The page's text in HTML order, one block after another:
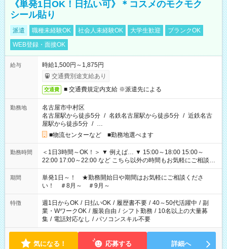
《単発1日OK！日払い可》＊コスメのモクモク
シール貼り
派遣 職種未経験OK 社会人未経験OK 大学生歓迎
ブランクOK
WEB登録・面接OK
給与
時給1,500円～1,875円
交通費別途支給あり
交通費 ■ 交通費規定内支給 ※派遣先による
勤務地
名古屋市中村区
名古屋駅から徒歩5分 / 名鉄名古屋駅から徒歩5分 / 近鉄名古
屋駅から徒歩5分 / …
■物流センターなど ■勤務地選べます
勤務時間
＜1日3時間～OK！＞ ▼ 例えば… ▼ 15:00～18:00 15:00～
22:00 17:00～22:00 など こちら以外の時間もお気軽にご相談く
ださい！
期間
単発1日～！ ★勤務開始日や期間はお気軽にご相談くださ
い！ ＃8月～ ＃9月～
特徴 週1日からOK / 日払いOK / 履歴書不要 / 40～50代活躍中 / 副
業・WワークOK / 服装自由 / シフト勤務 / 10名以上の大量募
集 / 電話対応なし / パソコンスキル不要
気になる！ 応募する 詳細へ